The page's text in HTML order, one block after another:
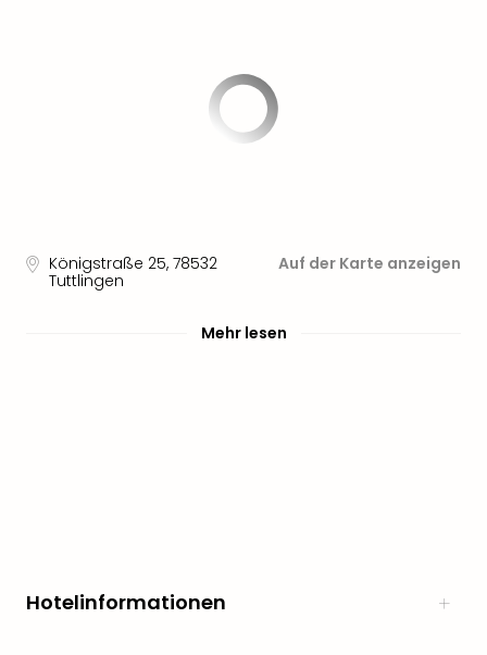
Königstraße 25, 78532
Tuttlingen
Auf der Karte anzeigen
Mehr lesen
Hotelinformationen